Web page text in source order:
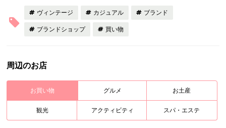
ヴィンテージ カジュアル ブランド
ブランドショップ 買い物
周辺のお店
お買い物 グルメ お土産
観光 アクティビティ スパ・エステ